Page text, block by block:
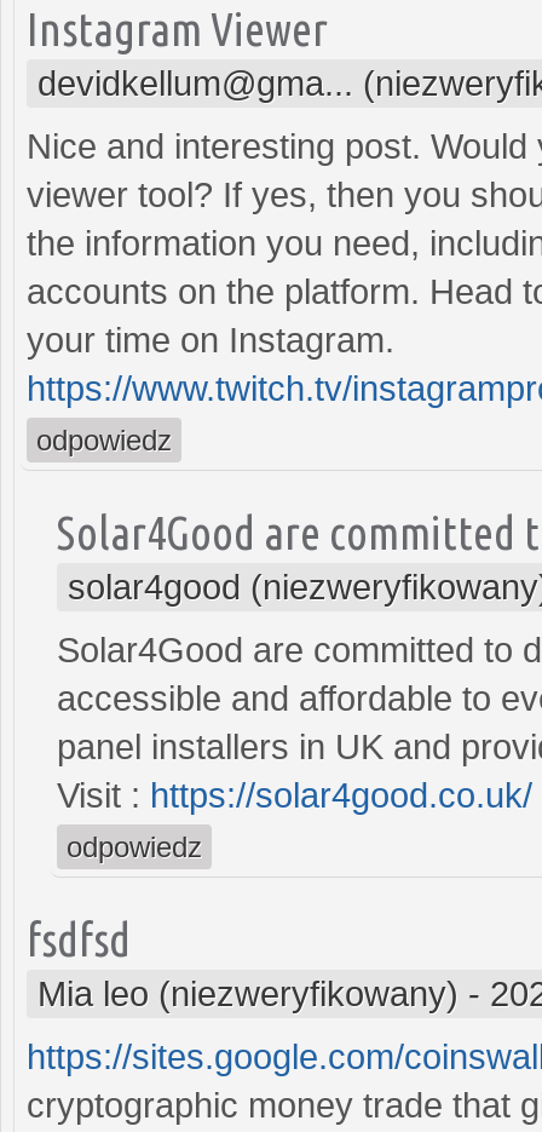
Instagram Viewer
devidkellum@gma...
Nice and interesting post.
viewer tool? If yes, then you
the information you need,
accounts on the platform. Head
your time on Instagram.
https://www.twitch.tv/
odpowiedz
Solar4Good are committed
solar4good
Solar4Good are committed to
accessible and affordable to
panel installers in UK and
Visit : https://solar4good.co.uk/
odpowiedz
fsdfsd
Mia leo (niezweryfikowany) -
https://sites.google.com/
cryptographic money trade that